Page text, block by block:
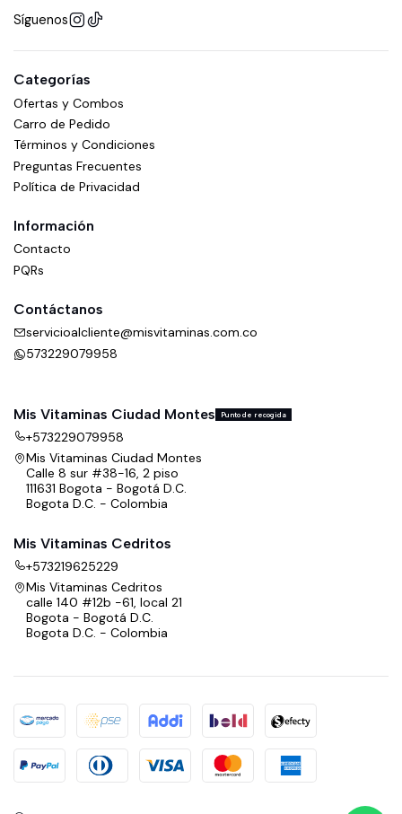
Síguenos
Categorías
Ofertas y Combos
Carro de Pedido
Términos y Condiciones
Preguntas Frecuentes
Política de Privacidad
Información
Contacto
PQRs
Contáctanos
servicioalcliente@misvitaminas.com.co
573229079958
Mis Vitaminas Ciudad Montes Punto de recogida
+573229079958
Mis Vitaminas Ciudad Montes
Calle 8 sur #38-16, 2 piso
111631 Bogota - Bogotá D.C.
Bogota D.C. - Colombia
Mis Vitaminas Cedritos
+573219625229
Mis Vitaminas Cedritos
calle 140 #12b -61, local 21
Bogota - Bogotá D.C.
Bogota D.C. - Colombia